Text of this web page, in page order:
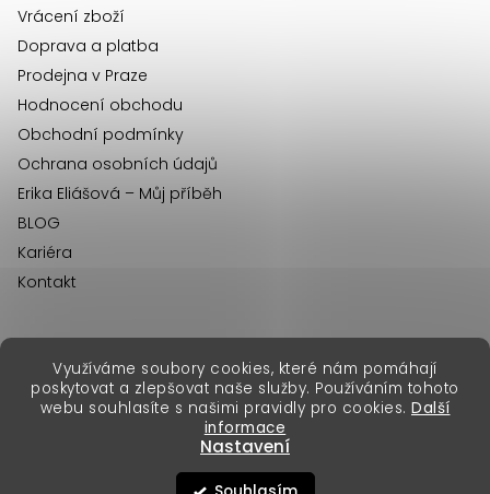
Využíváme soubory cookies, které nám pomáhají
poskytovat a zlepšovat naše služby. Používáním tohoto
webu souhlasíte s našimi pravidly pro cookies. Další
informace
Nastavení
Vrácení zboží
Doprava a platba
Prodejna v Praze
Hodnocení obchodu
Obchodní podmínky
Ochrana osobních údajů
Erika Eliášová – Můj příběh
BLOG
Kariéra
Kontakt
Vytvořil Shoptet Premium
Copyright 2026Erika Fashion. Všechna práva vyhrazena.
erikafashion.sk